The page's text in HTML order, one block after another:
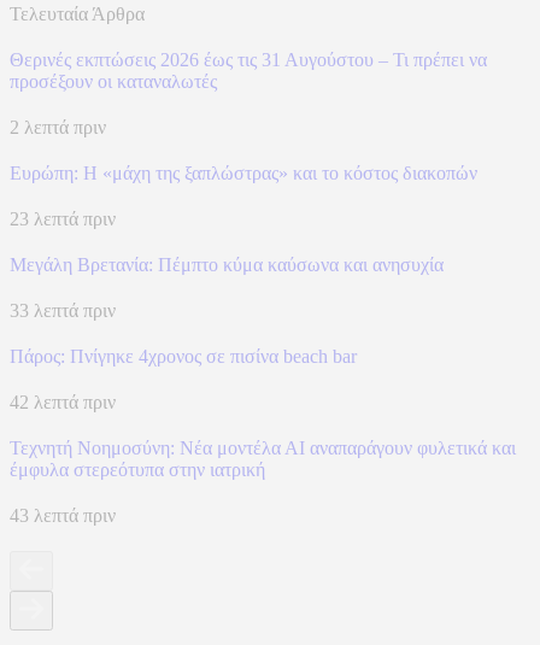
Τελευταία Άρθρα
Θερινές εκπτώσεις 2026 έως τις 31 Αυγούστου – Τι πρέπει να
προσέξουν οι καταναλωτές
2 λεπτά πριν
Ευρώπη: H «μάχη της ξαπλώστρας» και το κόστος διακοπών
23 λεπτά πριν
Μεγάλη Βρετανία: Πέμπτο κύμα καύσωνα και ανησυχία
33 λεπτά πριν
Πάρος: Πνίγηκε 4χρονος σε πισίνα beach bar
42 λεπτά πριν
Τεχνητή Νοημοσύνη: Νέα μοντέλα ΑΙ αναπαράγουν φυλετικά και
έμφυλα στερεότυπα στην ιατρική
43 λεπτά πριν